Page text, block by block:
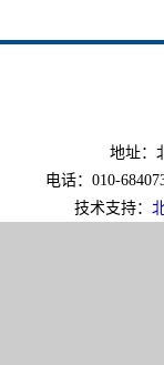
地址：
电话：010-
技术支持：